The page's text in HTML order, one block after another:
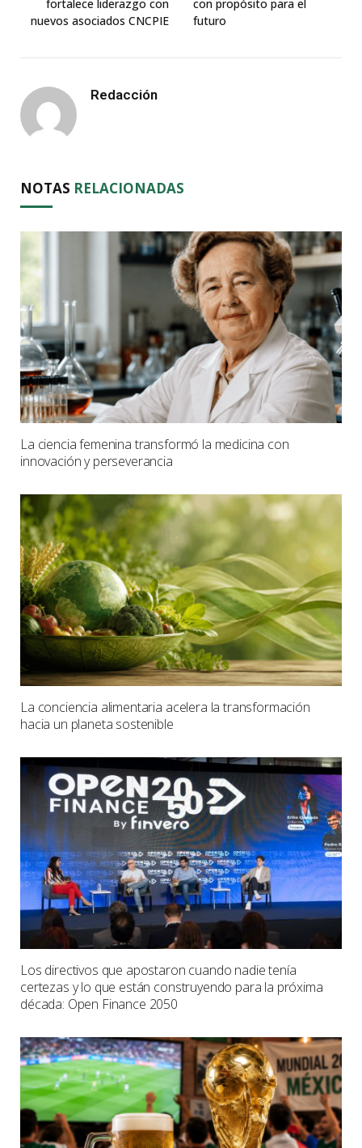
fortalece liderazgo con
nuevos asociados CNCPIE
con propósito para el
futuro
Redacción
NOTAS RELACIONADAS
La ciencia femenina transformó la medicina con
innovación y perseverancia
La conciencia alimentaria acelera la transformación
hacia un planeta sostenible
Los directivos que apostaron cuando nadie tenía
certezas y lo que están construyendo para la próxima
década: Open Finance 2050